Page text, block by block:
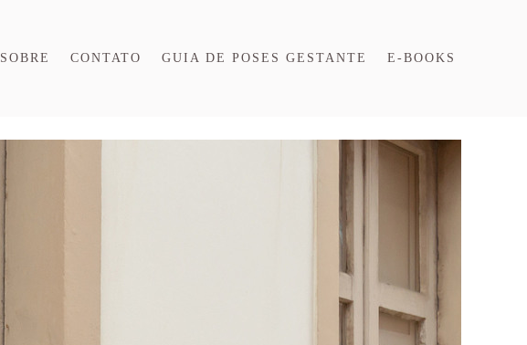
SOBRE CONTATO GUIA DE POSES GESTANTE E-BOOKS